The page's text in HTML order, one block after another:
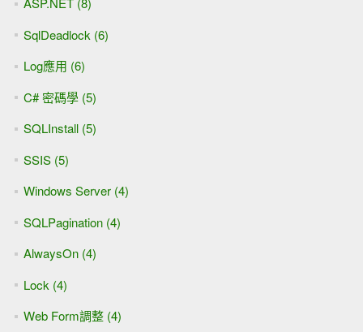
SqlDeadlock (6)
Log應用 (6)
C# 密碼學 (5)
SQLInstall (5)
SSIS (5)
Windows Server (4)
SQLPagination (4)
AlwaysOn (4)
Lock (4)
Web Form調整 (4)